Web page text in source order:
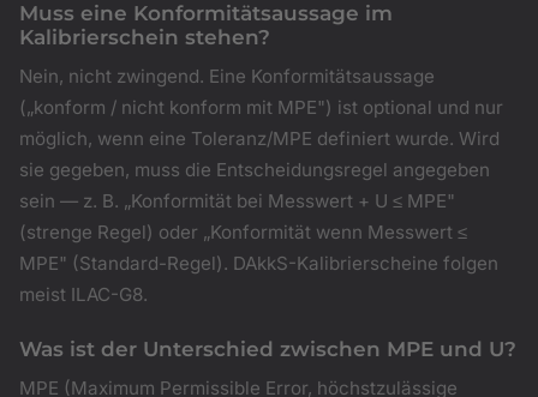
Muss eine Konformitätsaussage im
Kalibrierschein stehen?
Nein, nicht zwingend. Eine Konformitätsaussage
(„konform / nicht konform mit MPE") ist optional und nur
möglich, wenn eine Toleranz/MPE definiert wurde. Wird
sie gegeben, muss die Entscheidungsregel angegeben
sein — z. B. „Konformität bei Messwert + U ≤ MPE"
(strenge Regel) oder „Konformität wenn Messwert ≤
MPE" (Standard-Regel). DAkkS-Kalibrierscheine folgen
meist ILAC-G8.
Was ist der Unterschied zwischen MPE und U?
MPE (Maximum Permissible Error, höchstzulässige